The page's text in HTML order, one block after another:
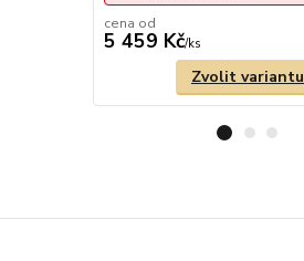
cena od
5 459 Kč/ks
Zvolit variantu